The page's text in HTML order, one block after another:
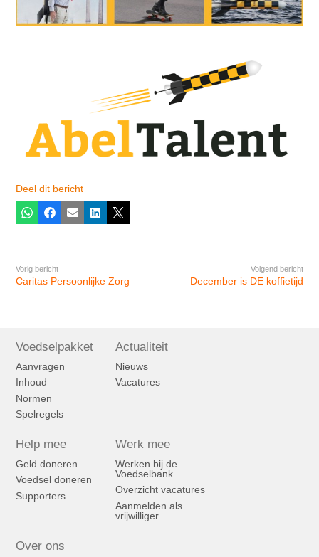
Deel dit bericht
WhatsappFacebook
E-mailLinkedIn
X
Vorig bericht
Caritas Persoonlijke Zorg
Volgend bericht
December is DE koffietijd
Voedselpakket
Aanvragen
Inhoud
Normen
Spelregels
Actualiteit
Nieuws
Vacatures
Help mee
Geld doneren
Voedsel doneren
Supporters
Werk mee
Werken bij de
Voedselbank
Overzicht vacatures
Aanmelden als
vrijwilliger
Over ons